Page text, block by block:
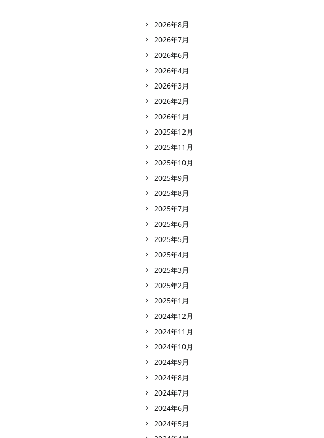
2026年8月
2026年7月
2026年6月
2026年4月
2026年3月
2026年2月
2026年1月
2025年12月
2025年11月
2025年10月
2025年9月
2025年8月
2025年7月
2025年6月
2025年5月
2025年4月
2025年3月
2025年2月
2025年1月
2024年12月
2024年11月
2024年10月
2024年9月
2024年8月
2024年7月
2024年6月
2024年5月